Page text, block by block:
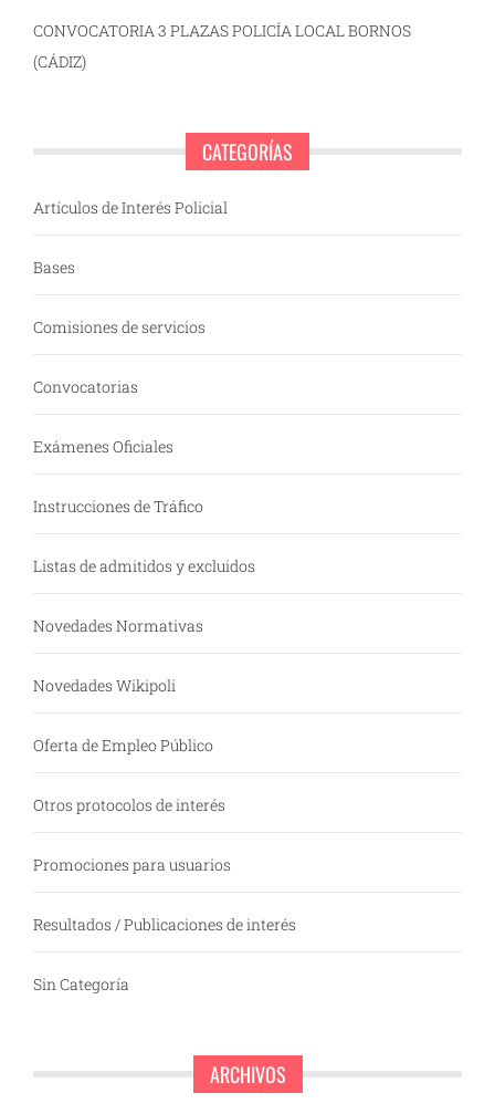
CONVOCATORIA 3 PLAZAS POLICÍA LOCAL BORNOS
(CÁDIZ)
CATEGORÍAS
Artículos de Interés Policial
Bases
Comisiones de servicios
Convocatorias
Exámenes Oficiales
Instrucciones de Tráfico
Listas de admitidos y excluidos
Novedades Normativas
Novedades Wikipoli
Oferta de Empleo Público
Otros protocolos de interés
Promociones para usuarios
Resultados / Publicaciones de interés
Sin Categoría
ARCHIVOS